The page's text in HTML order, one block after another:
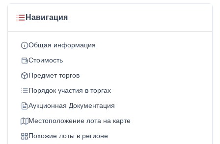
Навигация
Общая информация
Стоимость
Предмет торгов
Порядок участия в торгах
Аукционная Документация
Местоположение лота на карте
Похожие лоты в регионе